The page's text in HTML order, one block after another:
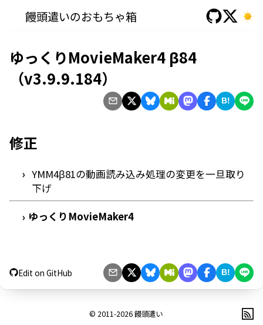
饅頭遣いのおもちゃ箱
ゆっくりMovieMaker4 β84
（v3.9.9.184）
B!
修正
YMM4β81の動画読み込み処理の変更を一旦取り
下げ
› ゆっくりMovieMaker4
Edit on GitHub B!
© 2011-2026饅頭遣い